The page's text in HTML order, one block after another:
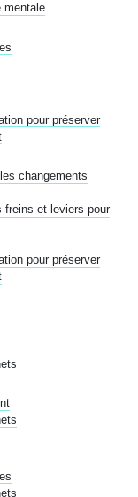
mentale
pour préserver
changements
freins et leviers pour
pour préserver